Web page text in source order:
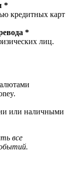
*
кредитных карт
*
лиц.
или наличными
все